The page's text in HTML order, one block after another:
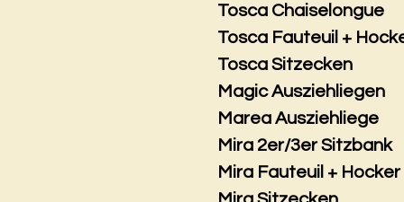
Tosca Chaiselongue
Tosca Fauteuil +
Tosca Sitzecken
Magic Ausziehliegen
Marea Ausziehliege
Mira 2er/3er Sitzbank
Mira Fauteuil + Hocker